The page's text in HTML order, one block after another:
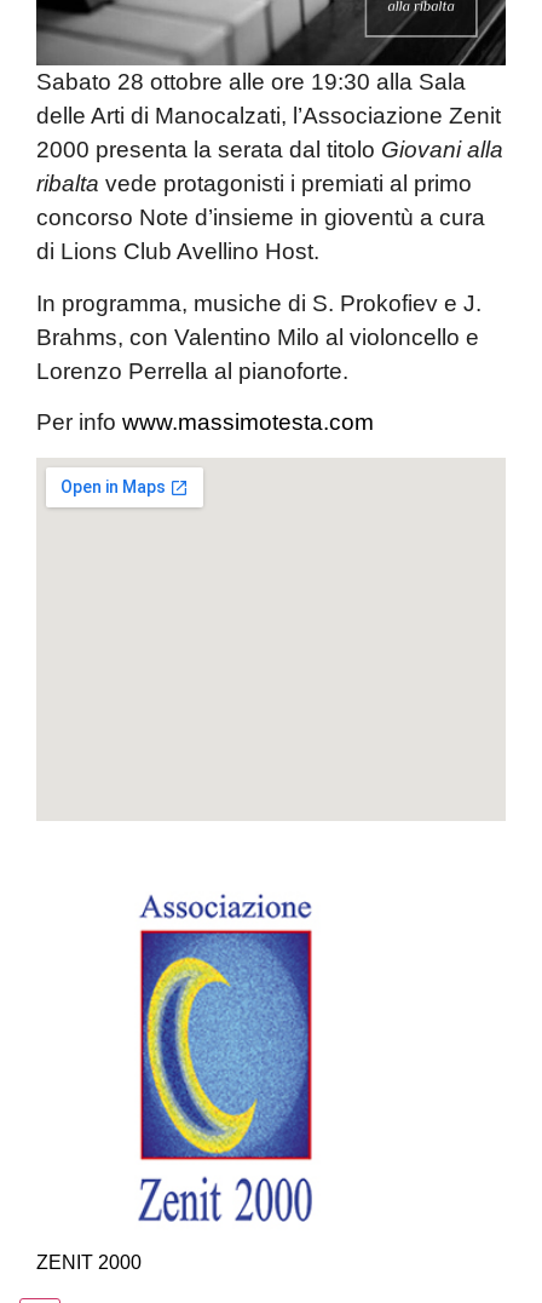
Sabato 28 ottobre alle ore 19:30 alla Sala
delle Arti di Manocalzati, l’Associazione Zenit
2000 presenta la serata dal titolo Giovani alla
ribalta vede protagonisti i premiati al primo
concorso Note d’insieme in gioventù a cura
di Lions Club Avellino Host.
In programma, musiche di S. Prokofiev e J.
Brahms, con Valentino Milo al violoncello e
Lorenzo Perrella al pianoforte.
Per info www.massimotesta.com
ZENIT 2000